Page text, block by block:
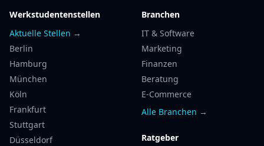
Werkstudentenstellen
Aktuelle Stellen →
Berlin
Hamburg
München
Köln
Frankfurt
Stuttgart
Düsseldorf
Branchen
IT & Software
Marketing
Finanzen
Beratung
E-Commerce
Alle Branchen →
Ratgeber